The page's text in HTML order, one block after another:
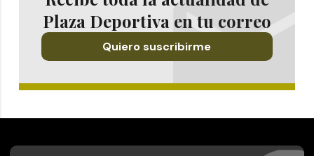
Plaza Deportiva en tu correo
Quiero suscribirme